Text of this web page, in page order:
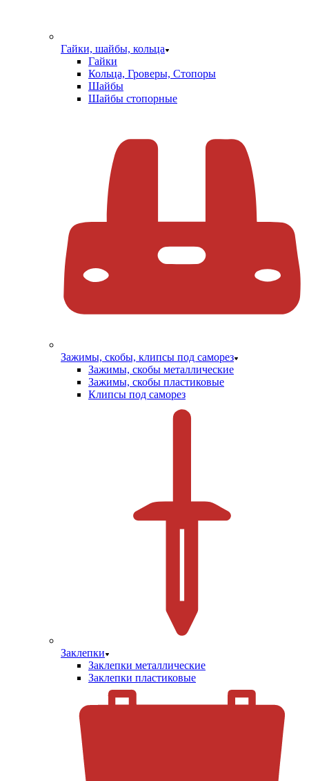
Гайки, шайбы, кольца
Гайки
Кольца, Гроверы, Стопоры
Шайбы
Шайбы стопорные
Зажимы, скобы, клипсы под саморез
Зажимы, скобы металлические
Зажимы, скобы пластиковые
Клипсы под саморез
Заклепки
Заклепки металлические
Заклепки пластиковые